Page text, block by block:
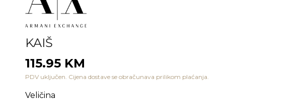
KAIŠ
115.95 KM
PDV uključen. Cijena dostave se obračunava prilikom plaćanja.
Veličina